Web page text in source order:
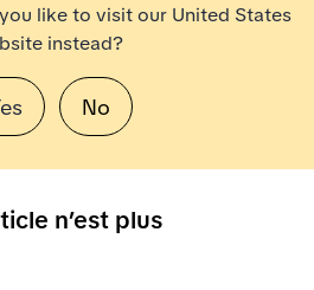
like to visit our United States
instead?
No
n’est plus